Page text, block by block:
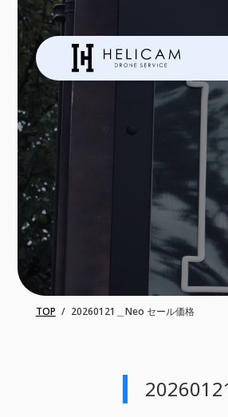
TOP 20260121＿Neo セール価格